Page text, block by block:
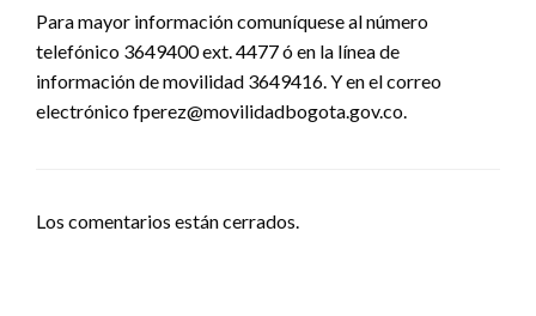
Para mayor información comuníquese al número
telefónico 3649400 ext. 4477 ó en la línea de
información de movilidad 3649416. Y en el correo
electrónico fperez@movilidadbogota.gov.co.
Los comentarios están cerrados.